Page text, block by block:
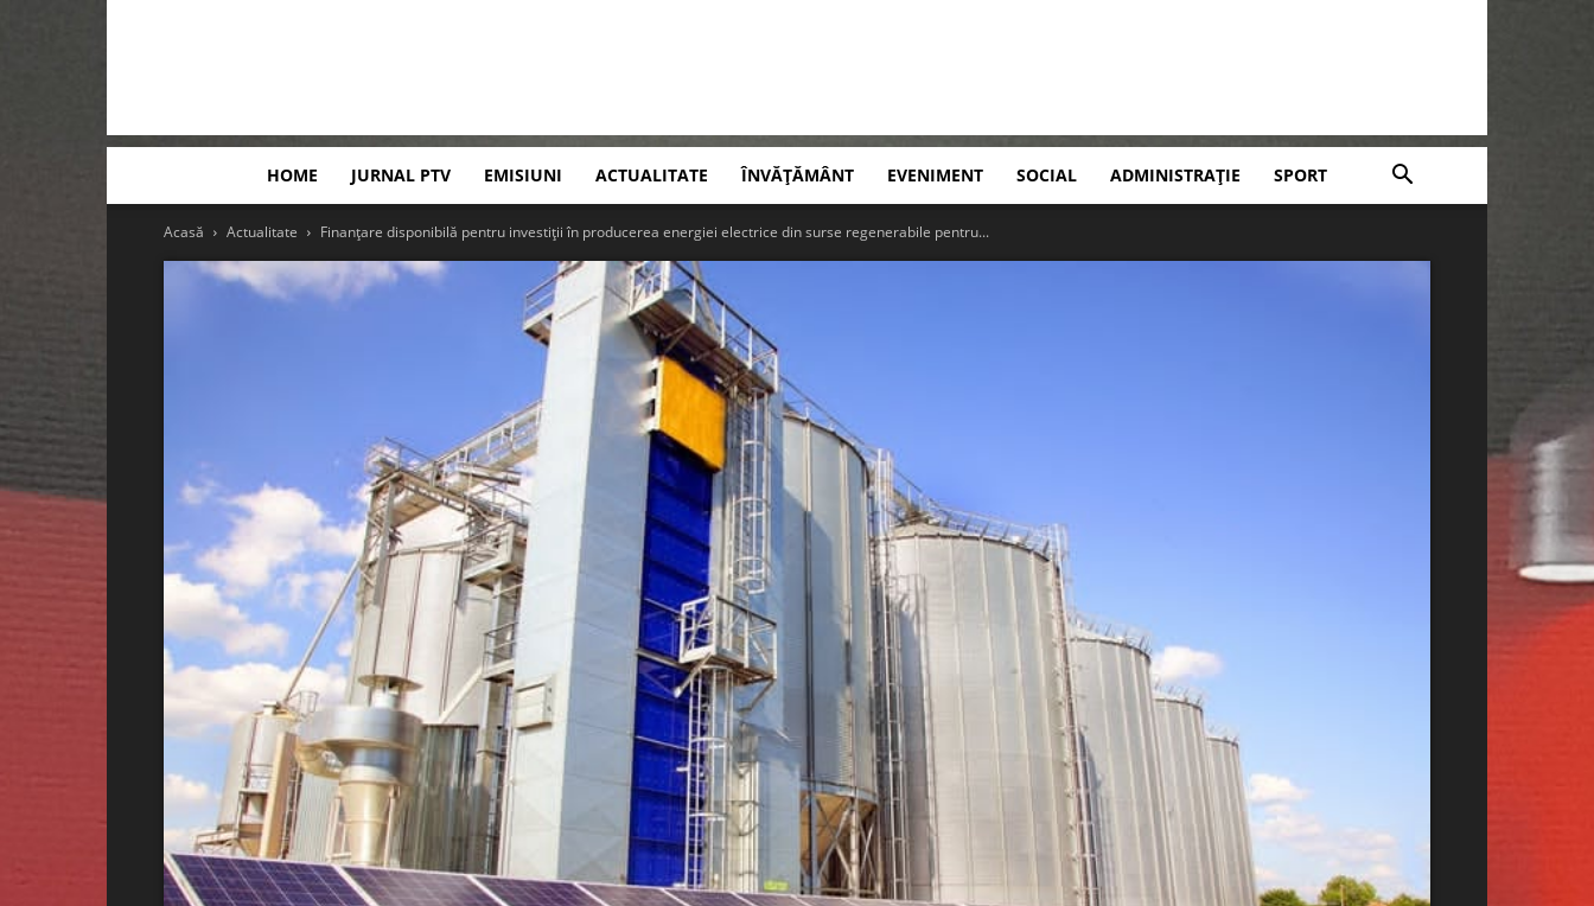
HOME JURNAL PTV EMISIUNI ACTUALITATE ÎNVĂȚĂMÂNT EVENIMENT SOCIAL ADMINISTRAȚIE SPORT
Acasă Actualitate Finanțare disponibilă pentru investiții în producerea energiei electrice din surse regenerabile pentru...